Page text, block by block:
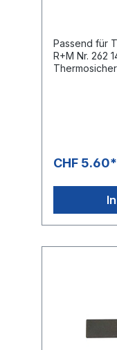
Passend für
R+M Nr. 262
CHF 5.60*